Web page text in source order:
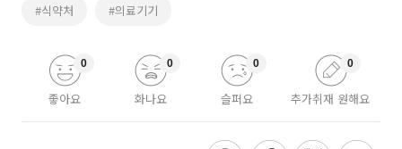
#식약처 #의료기기
좋아요
0
화나요
0
슬퍼요
0
추가취재 원해요
0